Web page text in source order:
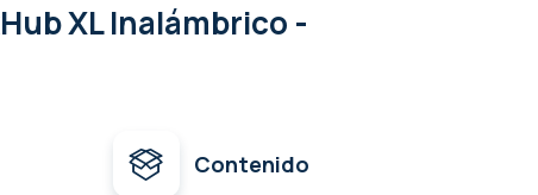
XL Inalámbrico -
Contenido